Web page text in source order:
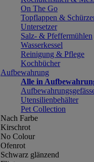
On The Go
Topflappen &
Untersetzer
Salz- & Pfeffermühlen
Wasserkessel
Reinigung & Pflege
Kochbücher
Aufbewahrung
Alle in
Utensilienbehälter
Pet Collection
Nach Farbe
Kirschrot
No Colour
Ofenrot
Schwarz glänzend